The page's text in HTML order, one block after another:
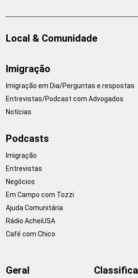
Local & Comunidade
Imigração
Imigração em Dia/Perguntas e respostas
Entrevistas/Podcast com Advogados
Notícias
Podcasts
Imigração
Entrevistas
Negócios
Em Campo com Tozzi
Ajuda Comunitária
Rádio AcheiUSA
Café com Chico
Geral